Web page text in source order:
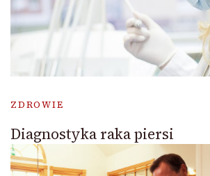
ZDROWIE
Diagnostyka raka piersi